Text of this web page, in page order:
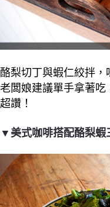
酪梨切丁與蝦仁絞拌，
老闆娘建議單手拿著
超讚！
▼美式咖啡搭配酪梨蝦